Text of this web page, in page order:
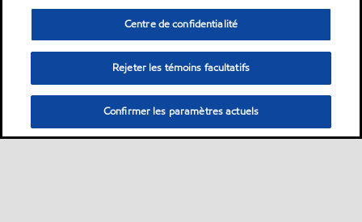
Centre de confidentialité
Rejeter les témoins facultatifs
Confirmer les paramètres actuels